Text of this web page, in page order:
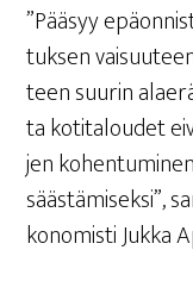
”Pää­syy
tuk­sen
teen suu­rin
ta koti­ta­lou­det
jen
sääs­tä­mi­sek­si”,
ko­no­mis­ti Juk­ka